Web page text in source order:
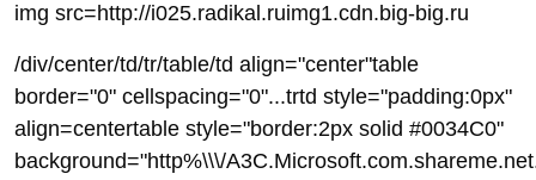
img src=http://i025.radikal.ruimg1.cdn.big-big.ru
/div/center/td/tr/table/td align="center"table
border="0" cellspacing="0"...trtd style="padding:0px"
align=centertable style="border:2px solid #0034C0"
background="http%\\\/